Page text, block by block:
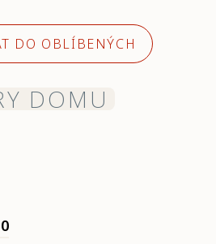
DO OBLÍBENÝCH
DOMU
0